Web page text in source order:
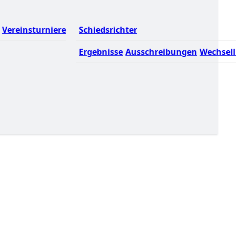
Vereinsturniere
Schiedsrichter
Ergebnisse Ausschreibungen